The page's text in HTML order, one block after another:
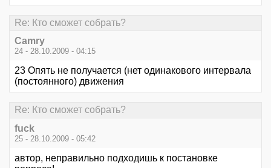
Re: Кто сможет собрать?
Camry
24 - 28.10.2009 - 04:15
23 Опять не получается (нет одинакового интервала
(постоянного) движения
Re: Кто сможет собрать?
fuck
25 - 28.10.2009 - 05:42
автор, неправильно подходишь к постановке